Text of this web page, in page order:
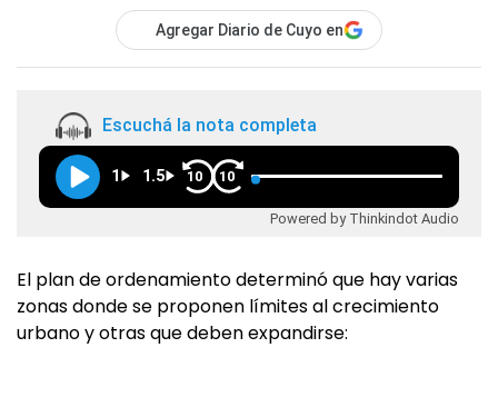
Agregar Diario de Cuyo en
Escuchá la nota completa
1 1.5 10 10
Powered by Thinkindot Audio
El plan de ordenamiento determinó que hay varias
zonas donde se proponen límites al crecimiento
urbano y otras que deben expandirse: